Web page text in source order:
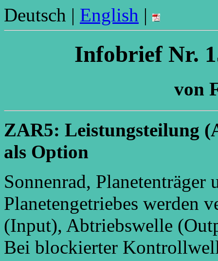
Deutsch | English |
Infobrief Nr.
von
ZAR5: Leistungsteilung
als Option
Sonnenrad, Planetenträger
Planetengetriebes werden
(Input), Abtriebswelle
Bei blockierter